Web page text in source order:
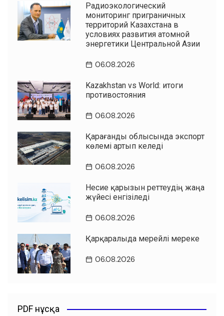
Радиоэкологический
мониторинг приграничных
территорий Казахстана в
условиях развития атомной
энергетики Центральной Азии
06.08.2026
Kazakhstan vs World: итоги
противостояния
06.08.2026
Қарағанды облысында экспорт
көлемі артып келеді
06.08.2026
Несие қарызын реттеудің жаңа
жүйесі енгізіледі
06.08.2026
Қарқаралыда мерейлі мереке
06.08.2026
PDF нұсқа